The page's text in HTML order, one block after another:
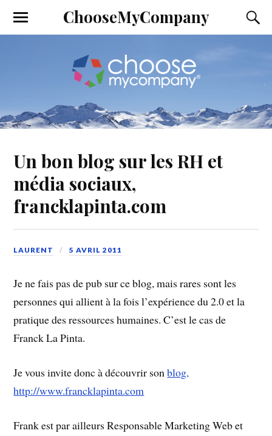
ChooseMyCompany
Un bon blog sur les RH et
média sociaux,
francklapinta.com
LAURENT 5 AVRIL 2011
Je ne fais pas de pub sur ce blog, mais rares sont les
personnes qui allient à la fois l’expérience du 2.0 et la
pratique des ressources humaines. C’est le cas de
Franck La Pinta.
Je vous invite donc à découvrir sonblog,
http://www.francklapinta.com
Frank est par ailleurs Responsable Marketing Web et